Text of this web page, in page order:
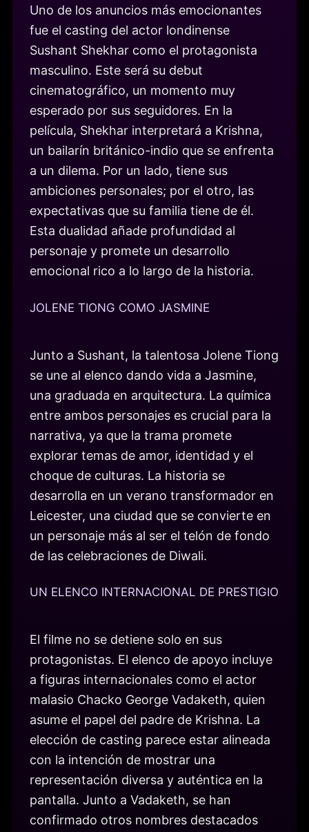
Uno de los anuncios más emocionantes
fue el casting del actor londinense
Sushant Shekhar como el protagonista
masculino. Este será su debut
cinematográfico, un momento muy
esperado por sus seguidores. En la
película, Shekhar interpretará a Krishna,
un bailarín británico-indio que se enfrenta
a un dilema. Por un lado, tiene sus
ambiciones personales; por el otro, las
expectativas que su familia tiene de él.
Esta dualidad añade profundidad al
personaje y promete un desarrollo
emocional rico a lo largo de la historia.
JOLENE TIONG COMO JASMINE
Junto a Sushant, la talentosa Jolene Tiong
se une al elenco dando vida a Jasmine,
una graduada en arquitectura. La química
entre ambos personajes es crucial para la
narrativa, ya que la trama promete
explorar temas de amor, identidad y el
choque de culturas. La historia se
desarrolla en un verano transformador en
Leicester, una ciudad que se convierte en
un personaje más al ser el telón de fondo
de las celebraciones de Diwali.
UN ELENCO INTERNACIONAL DE PRESTIGIO
El filme no se detiene solo en sus
protagonistas. El elenco de apoyo incluye
a figuras internacionales como el actor
malasio Chacko George Vadaketh, quien
asume el papel del padre de Krishna. La
elección de casting parece estar alineada
con la intención de mostrar una
representación diversa y auténtica en la
pantalla. Junto a Vadaketh, se han
confirmado otros nombres destacados